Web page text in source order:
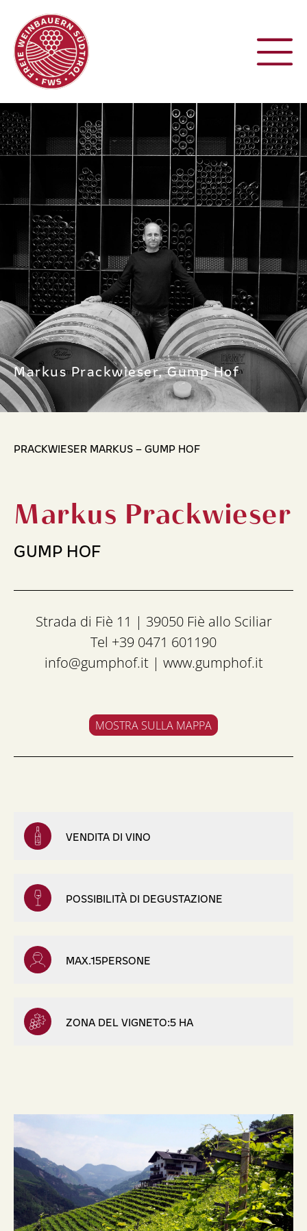
Markus Prackwieser, Gump Hof
PRACKWIESER MARKUS – GUMP HOF
Markus Prackwieser
GUMP HOF
Strada di Fiè 11 | 39050 Fiè allo Sciliar
Tel +39 0471 601190
info@gumphof.it| www.gumphof.it
MOSTRA SULLA MAPPA
VENDITA DI VINO
POSSIBILITÀ DI DEGUSTAZIONE
MAX.15PERSONE
ZONA DEL VIGNETO:5 HA